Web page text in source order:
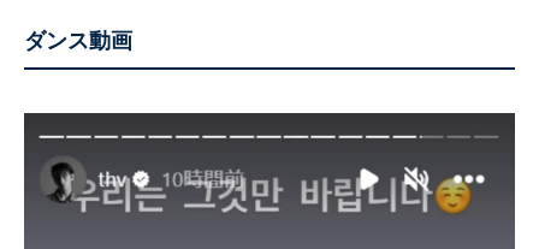
ダンス動画